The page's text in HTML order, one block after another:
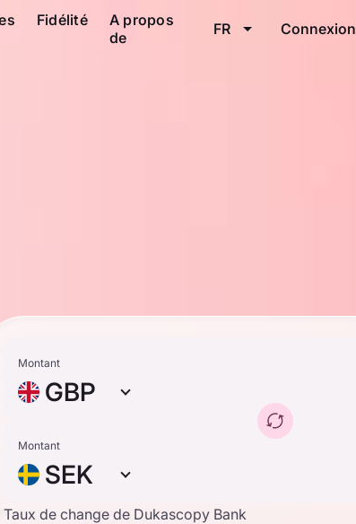
Fidélité
A propos
de
FR Connexion
Montant
GBP
Montant
SEK
Taux de change de Dukascopy Bank